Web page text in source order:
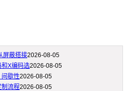
屏蔽搭接2026-08-05
X编码选2026-08-05
歇性2026-08-05
制流程2026-08-05